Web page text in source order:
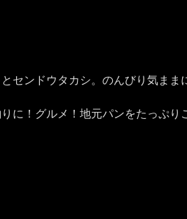
センドウタカシ。のんびり気まま
に！グルメ！地元パンをたっぷり